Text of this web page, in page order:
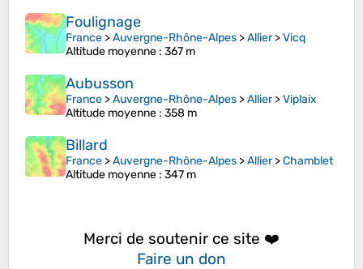
Foulignage
France >Auvergne-Rhône-Alpes >Allier>Vicq
Altitude moyenne : 367 m
Aubusson
France >Auvergne-Rhône-Alpes >Allier>Viplaix
Altitude moyenne : 358 m
Billard
France >Auvergne-Rhône-Alpes >Allier>Chamblet
Altitude moyenne : 347 m
Merci de soutenir ce site ❤️
Faire un don